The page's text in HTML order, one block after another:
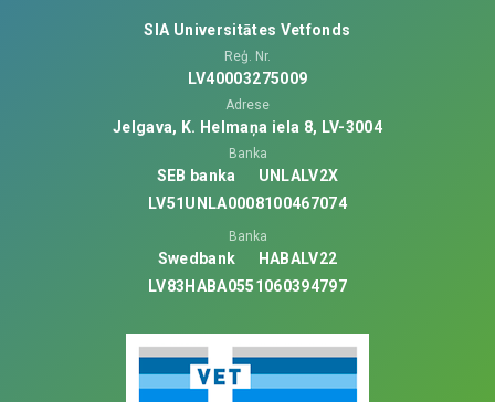
SIA Universitātes Vetfonds
Reģ. Nr.
LV40003275009
Adrese
Jelgava, K. Helmaņa iela 8, LV-3004
Banka
SEB banka
UNLALV2X
LV51UNLA0008100467074
Banka
Swedbank
HABALV22
LV83HABA0551060394797